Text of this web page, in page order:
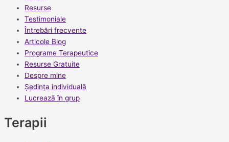
Resurse
Testimoniale
Întrebări frecvente
Articole Blog
Programe Terapeutice
Resurse Gratuite
Despre mine
Ședința individuală
Lucrează în grup
Terapii